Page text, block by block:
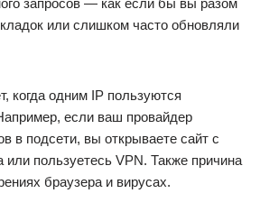
запросов — как если бы вы разом
или слишком часто обновляли
когда одним IP пользуются
если ваш провайдер
в подсети, вы открываете сайт с
или пользуетесь VPN. Также причина
браузера и вирусах.